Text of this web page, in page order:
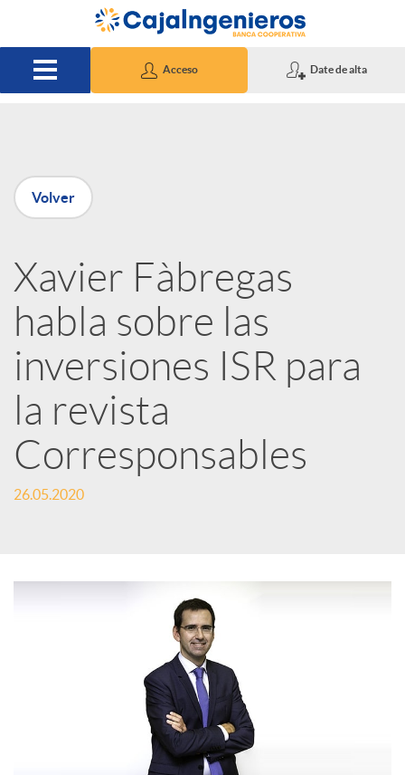
Saltar al contenido principal
Acceso Date de alta
P
u
b
l
i
c
d
Volver
Xavier Fàbregas
habla sobre las
inversiones ISR para
la revista
Corresponsables
26.05.2020